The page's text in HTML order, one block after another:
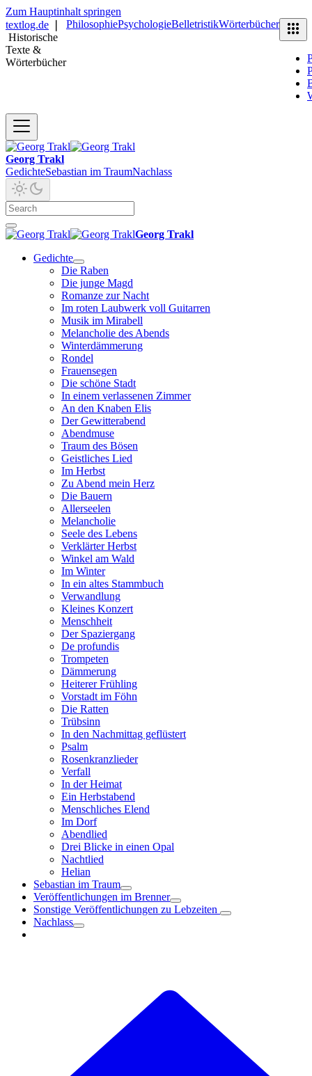
Zum Hauptinhalt springen
textlog.de
Historische
Texte &
Wörterbücher
PhilosophiePsychologieBelletristikWörterbücher
Georg Trakl
GedichteSebastian im TraumNachlass
Georg Trakl
Gedichte
Die Raben
Die junge Magd
Romanze zur Nacht
Im roten Laubwerk voll Guitarren
Musik im Mirabell
Melancholie des Abends
Winterdämmerung
Rondel
Frauensegen
Die schöne Stadt
In einem verlassenen Zimmer
An den Knaben Elis
Der Gewitterabend
Abendmuse
Traum des Bösen
Geistliches Lied
Im Herbst
Zu Abend mein Herz
Die Bauern
Allerseelen
Melancholie
Seele des Lebens
Verklärter Herbst
Winkel am Wald
Im Winter
In ein altes Stammbuch
Verwandlung
Kleines Konzert
Menschheit
Der Spaziergang
De profundis
Trompeten
Dämmerung
Heiterer Frühling
Vorstadt im Föhn
Die Ratten
Trübsinn
In den Nachmittag geflüstert
Psalm
Rosenkranzlieder
Verfall
In der Heimat
Ein Herbstabend
Menschliches Elend
Im Dorf
Abendlied
Drei Blicke in einen Opal
Nachtlied
Helian
Sebastian im Traum
Veröffentlichungen im Brenner
Sonstige Veröffentlichungen zu Lebzeiten
Nachlass